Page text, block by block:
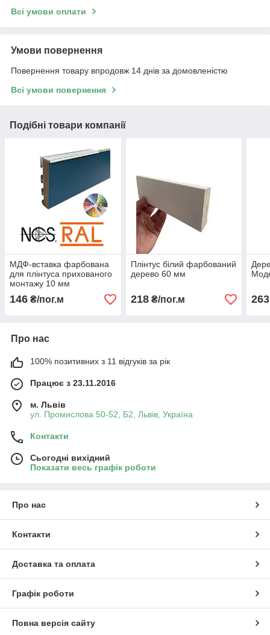
Всі умови оплати
Умови повернення
Повернення товару впродовж 14 днів за домовленістю
Всі умови повернення
Подібні товари компанії
МДФ-вставка фарбована
для плінтуса прихованого
монтажу 10 мм
146 ₴/пог.м
Плінтус білий фарбований
дерево 60 мм
218₴/пог.м 263
Про нас
100% позитивних з 11 відгуків за рік
Працює з 23.11.2016
м. Львів
ул. Промислова 50-52, Б2, Львів, Україна
Контакти
Сьогодні вихідний
Показати весь графік роботи
Про нас
Контакти
Доставка та оплата
Графік роботи
Повна версія сайту